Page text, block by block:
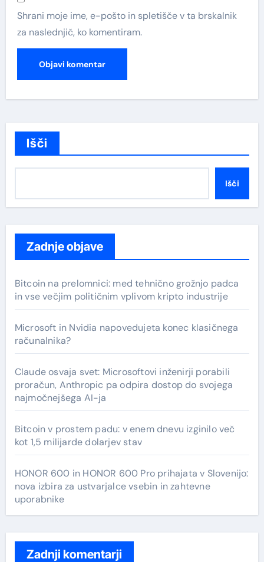
Shrani moje ime, e-pošto in spletišče v ta brskalnik
za naslednjič, ko komentiram.
Išči
Išči
Zadnje objave
Bitcoin na prelomnici: med tehnično grožnjo padca
in vse večjim političnim vplivom kripto industrije
Microsoft in Nvidia napovedujeta konec klasičnega
računalnika?
Claude osvaja svet: Microsoftovi inženirji porabili
proračun, Anthropic pa odpira dostop do svojega
najmočnejšega AI-ja
Bitcoin v prostem padu: v enem dnevu izginilo več
kot 1,5 milijarde dolarjev stav
HONOR 600 in HONOR 600 Pro prihajata v Slovenijo:
nova izbira za ustvarjalce vsebin in zahtevne
uporabnike
Zadnji komentarji